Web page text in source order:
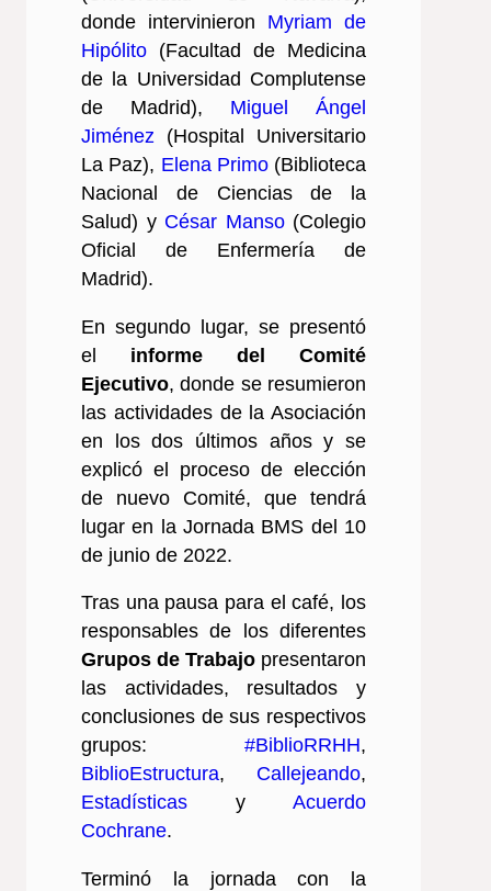
donde intervinieron Myriam de
Hipólito (Facultad de Medicina
de la Universidad Complutense
de Madrid), Miguel Ángel
Jiménez (Hospital Universitario
La Paz), Elena Primo(Biblioteca
Nacional de Ciencias de la
Salud) y César Manso(Colegio
Oficial de Enfermería de
Madrid).
En segundo lugar, se presentó
el informe del Comité
Ejecutivo, donde se resumieron
las actividades de la Asociación
en los dos últimos años y se
explicó el proceso de elección
de nuevo Comité, que tendrá
lugar en la Jornada BMS del 10
de junio de 2022.
Tras una pausa para el café, los
responsables de los diferentes
Grupos de Trabajo presentaron
las actividades, resultados y
conclusiones de sus respectivos
grupos: #BiblioRRHH,
BiblioEstructura, Callejeando,
Estadísticas y Acuerdo
Cochrane.
Terminó la jornada con la